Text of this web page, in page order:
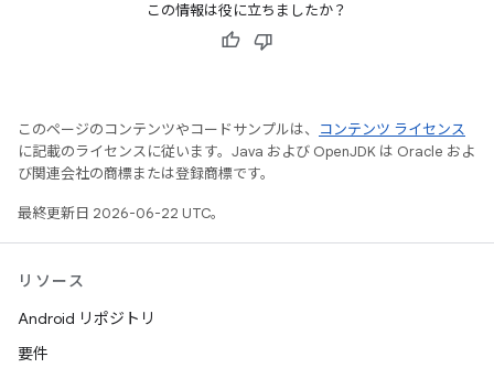
この情報は役に立ちましたか？
このページのコンテンツやコードサンプルは、
コンテンツ ライセンス
に記載のライセンスに従います。Java および OpenJDK は Oracle およ
び関連会社の商標または登録商標です。
最終更新日 2026-06-22 UTC。
リソース
Android リポジトリ
要件